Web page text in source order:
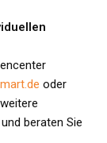
oder
beraten Sie